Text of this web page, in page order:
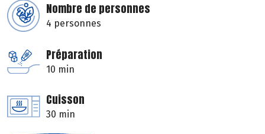
Nombre de personnes
4 personnes
Préparation
10 min
Cuisson
30 min